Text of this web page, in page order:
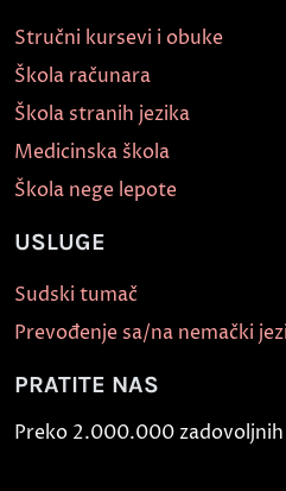
Stručni kursevi i obuke
Škola računara
Škola stranih jezika
Medicinska škola
Škola nege lepote
USLUGE
Sudski tumač
Prevođenje sa/na nemački
PRATITE NAS
Preko 2.000.000